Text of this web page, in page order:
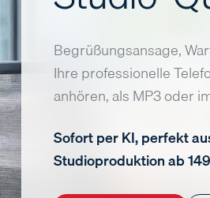
Begrüßungsansage,
Ihre professionelle
anhören, als MP3 oder
Sofort per KI, perfekt
Studioproduktion ab